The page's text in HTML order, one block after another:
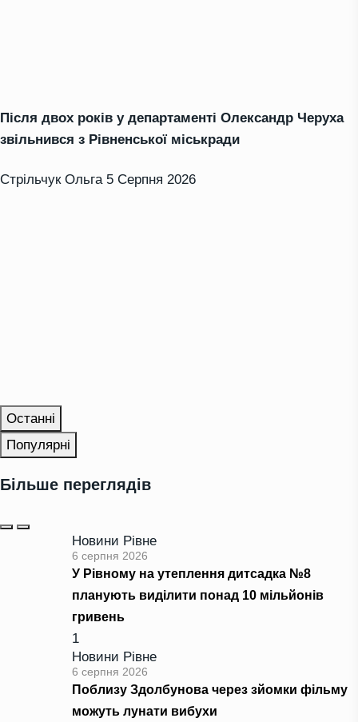
Після двох років у департаменті Олександр Черуха
звільнився з Рівненської міськради
Стрільчук Ольга 5 Серпня 2026
Останні
Популярні
Більше переглядів
Новини Рівне
6 серпня 2026
У Рівному на утеплення дитсадка №8
планують виділити понад 10 мільйонів
гривень
1
Новини Рівне
6 серпня 2026
Поблизу Здолбунова через зйомки фільму
можуть лунати вибухи